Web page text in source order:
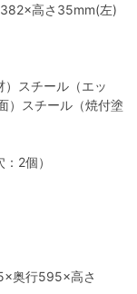
高さ35mm(左)
スチール（エッ
）スチール（焼付塗
2個）
奥行595×高さ